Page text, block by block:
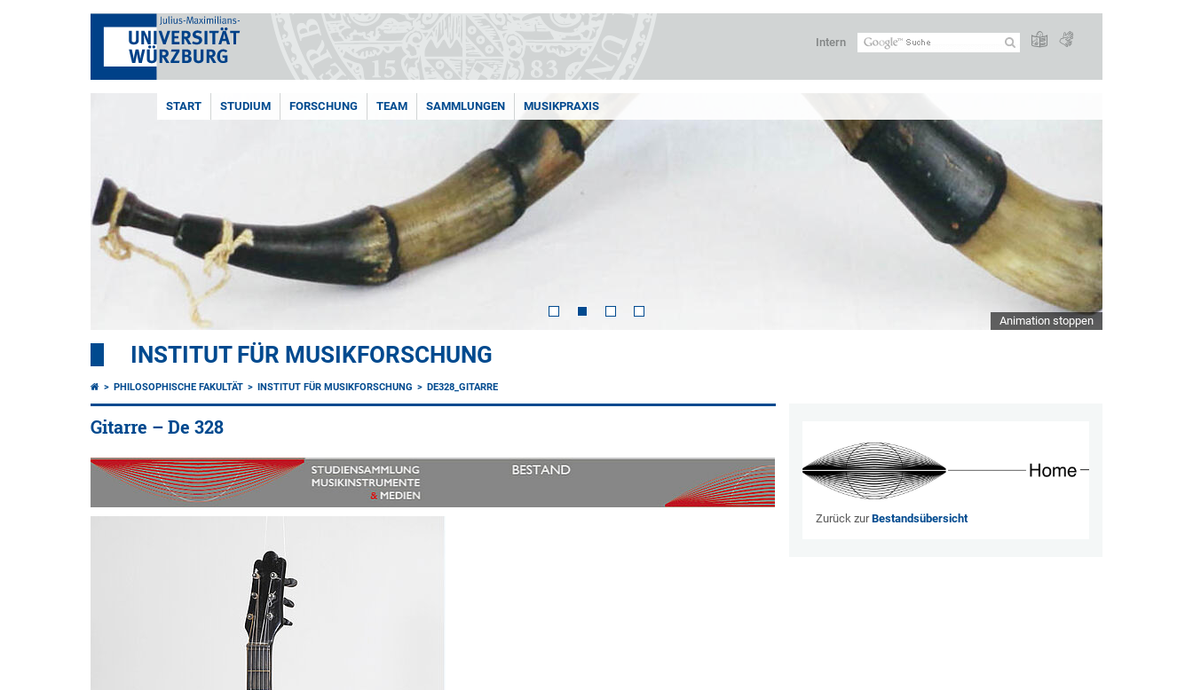
Intern
START STUDIUM FORSCHUNG TEAM SAMMLUNGEN MUSIKPRAXIS
Animation stoppen
INSTITUT FÜR MUSIKFORSCHUNG
PHILOSOPHISCHE FAKULTÄT INSTITUT FÜR MUSIKFORSCHUNG DE328_GITARRE
Gitarre – De 328
Zurück zurBestandsübersicht